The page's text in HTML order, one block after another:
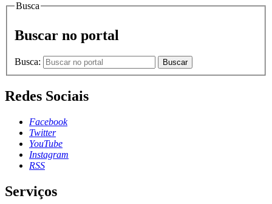
Busca
Buscar no portal
Busca: Buscar
Redes Sociais
Facebook
Twitter
YouTube
Instagram
RSS
Serviços